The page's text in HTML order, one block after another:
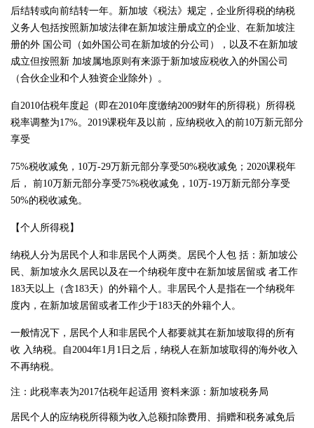
后结转或向前结转一年。新加坡《税法》规定，企业所得税的纳税
义务人包括按照新加坡法律在新加坡注册成立的企业、在新加坡注
册的外 国公司（如外国公司在新加坡的分公司），以及不在新加坡
成立但按照新 加坡属地原则有来源于新加坡应税收入的外国公司
（合伙企业和个人独资企业除外）。
自2010估税年度起（即在2010年度缴纳2009财年的所得税）所得税
税率调整为17%。2019课税年及以前，应纳税收入的前10万新元部分
享受
75%税收减免，10万-29万新元部分享受50%税收减免；2020课税年
后， 前10万新元部分享受75%税收减免，10万-19万新元部分享受
50%的税收减免。
【个人所得税】
纳税人分为居民个人和非居民个人两类。居民个人包 括：新加坡公
民、新加坡永久居民以及在一个纳税年度中在新加坡居留或 者工作
183天以上（含183天）的外籍个人。非居民个人是指在一个纳税年
度内，在新加坡居留或者工作少于183天的外籍个人。
一般情况下，居民个人和非居民个人都要就其在新加坡取得的所有
收 入纳税。自2004年1月1日之后，纳税人在新加坡取得的海外收入
不再纳税。
注：此税率表为2017估税年起适用 资料来源：新加坡税务局
居民个人的应纳税所得额为收入总额扣除费用、捐赠和税务减免后